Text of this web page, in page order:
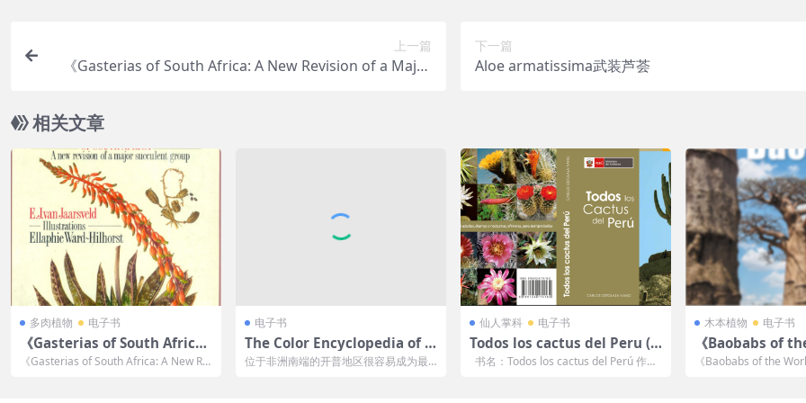
上一篇
《Gasterias of South Africa: A New Revision of a Major
下一篇
Aloe armatissima武装芦荟
相关文章
多肉植物 电子书
《Gasterias of South Africa:
A New Revision of a Major S
《Gasterias of South Africa: A New Re
电子书
The Color Encyclopedia of C
ape Bulbs
位于非洲南端的开普地区很容易成为最
仙人掌科 电子书
Todos los cactus del Peru (C
arlos Ostolaza Nano)
书名：Todos los cactus del Perú 作
木本植物 电子书
《Baobabs of
e Upside-Down
《Baobabs of the